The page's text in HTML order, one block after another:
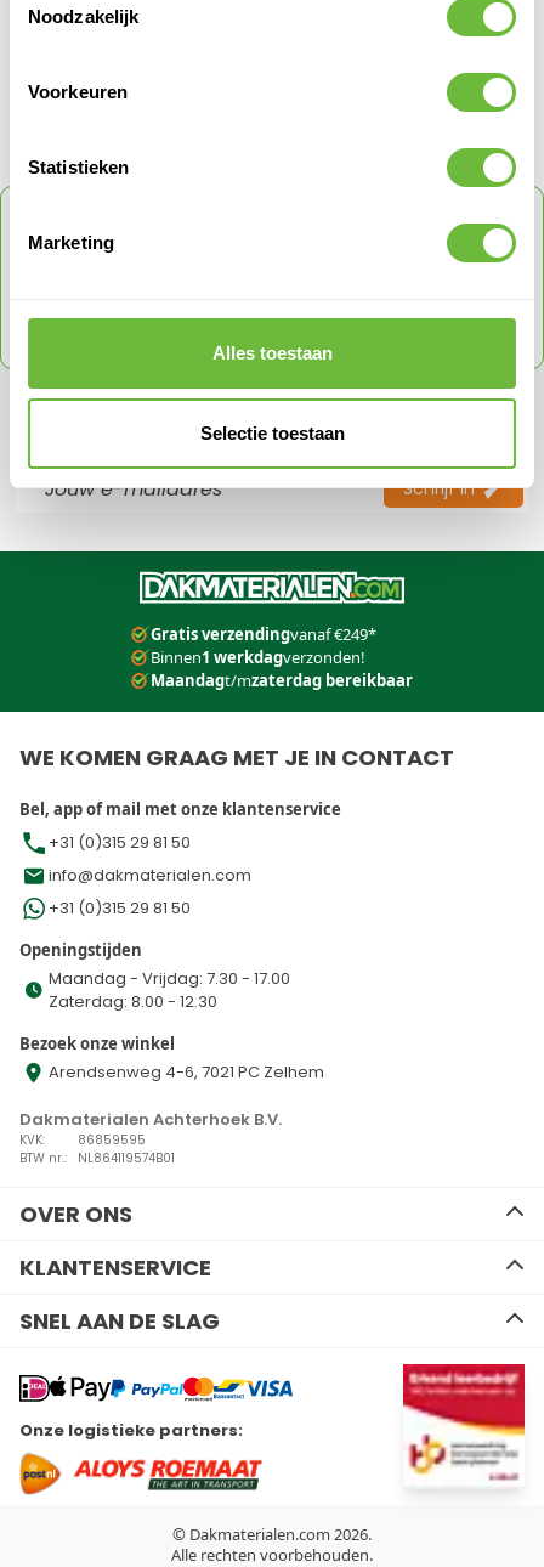
Noodzakelijk
Voorkeuren
Statistieken
Marketing
Alles toestaan
Selectie toestaan
OP JE VOLGENDE
een code voor 5% korting op je volgende order
SCHRIJF JE IN VOOR ONZE NIEUWSBRIEF
Mis nooit meer een actie en ontvang direct een kortingscode.
E-mail adres
Schrijf in
Gratis verzendingvanaf €249*
Binnen1 werkdagverzonden!
Maandagt/mzaterdag bereikbaar
WE KOMEN GRAAG MET JE IN CONTACT
Bel, app of mail met onze klantenservice
+31 (0)315 29 81 50
info@dakmaterialen.com
+31 (0)315 29 81 50
Openingstijden
Maandag - Vrijdag: 7.30 - 17.00
Zaterdag: 8.00 - 12.30
Bezoek onze winkel
Arendsenweg 4-6, 7021 PC Zelhem
Dakmaterialen Achterhoek B.V.
KVK:
86859595
BTW nr.:
NL864119574B01
OVER ONS
Ons team
Advies
Disclaimer
LinkedinFacebookYoutubeInstagram
KLANTENSERVICE
Zakelijk bestellen
Verzenden en retourneren
Betalen
SNEL AAN DE SLAG
Resitrix dakbedekking
Hertalan dakbedekking
Bitumen dakbedekking
Kunststof dakbedekking
Plat dak Isolatie
Gereedschap
Onze logistieke partners:
© Dakmaterialen.com 2026.
Alle rechten voorbehouden.